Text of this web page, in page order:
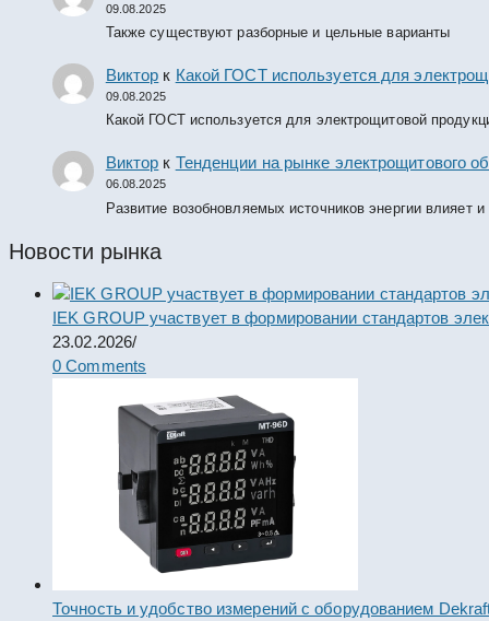
09.08.2025
Также существуют разборные и цельные варианты
Виктор к Какой ГОСТ используется для
09.08.2025
Какой ГОСТ используется для электрощитовой
Виктор к Тенденции на рынке электрощитового
06.08.2025
Развитие возобновляемых источников энергии влияет
Новости рынка
IEK GROUP участвует в формировании стандартов
23.02.2026/
0 Comments
Точность и удобство измерений с оборудованием